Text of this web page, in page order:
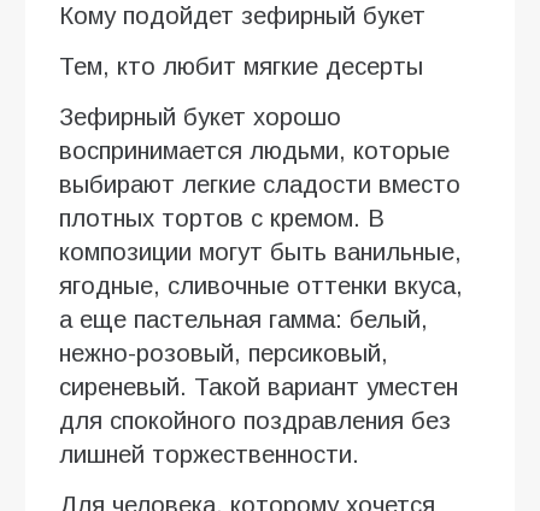
Кому подойдет зефирный букет
Тем, кто любит мягкие десерты
Зефирный букет хорошо
воспринимается людьми, которые
выбирают легкие сладости вместо
плотных тортов с кремом. В
композиции могут быть ванильные,
ягодные, сливочные оттенки вкуса,
а еще пастельная гамма: белый,
нежно-розовый, персиковый,
сиреневый. Такой вариант уместен
для спокойного поздравления без
лишней торжественности.
Для человека, которому хочется